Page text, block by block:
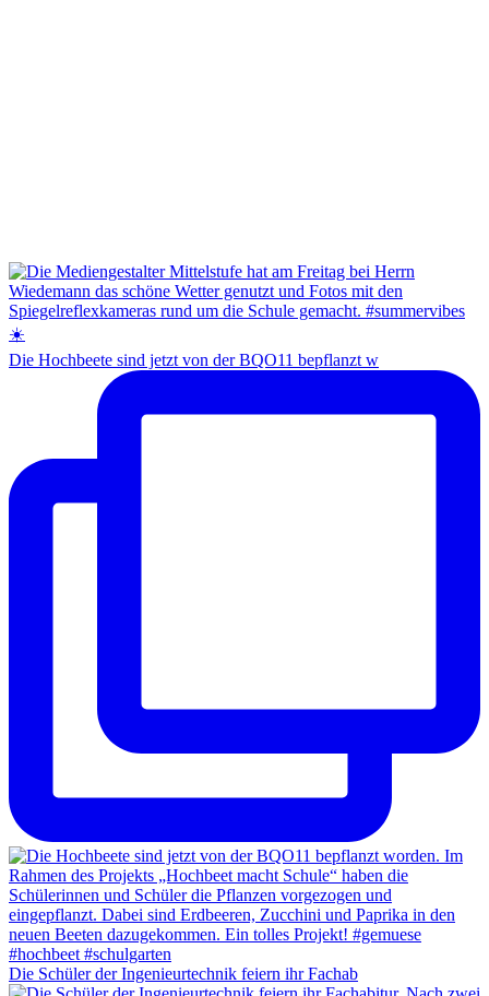
Die Hochbeete sind jetzt von der BQO11 bepflanzt w
Die Schüler der Ingenieurtechnik feiern ihr Fachab